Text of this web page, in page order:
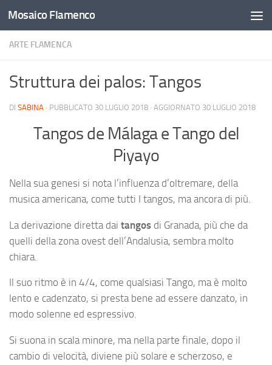
Salta al contenuto
Mosaico Flamenco
ARTE FLAMENCA
Struttura dei palos: Tangos
DI SABINA · PUBBLICATO 30 LUGLIO 2018 · AGGIORNATO 30 LUGLIO 2018
Tangos de Málaga e Tango del
Piyayo
Nella sua genesi si nota l’influenza d’oltremare, della
musica americana, come tutti I tangos, ma ancora di più.
La derivazione diretta dai tangos di Granada, più che da
quelli della zona ovest dell’Andalusia, sembra molto
chiara.
Il suo ritmo è in 4/4, come qualsiasi Tango, ma è molto
lento e cadenzato, si presta bene ad essere danzato, in
modo solenne ed espressivo.
Si suona in scala minore, ma nella parte finale, dopo il
cambio di velocità, diviene più solare e scherzoso, e